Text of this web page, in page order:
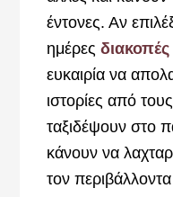
έντονες. Αν
ημέρες
ευκαιρία να
ιστορίες από
ταξιδέψουν στο
κάνουν να
τον